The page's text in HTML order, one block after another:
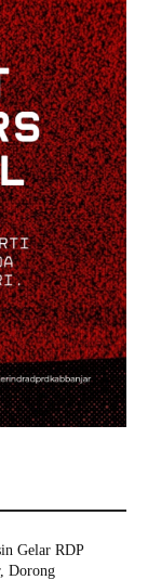
Gelar RDP
Dorong